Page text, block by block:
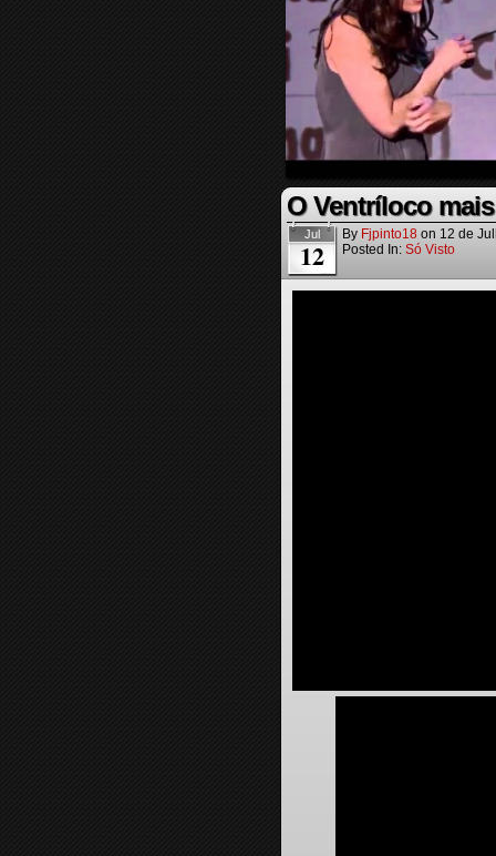
O Ventríloco
Jul
12
By Fjpinto18 on 12 de
Posted In: Só Visto